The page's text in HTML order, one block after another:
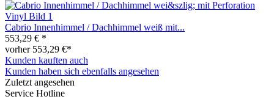
Cabrio Innenhimmel / Dachhimmel weiß mit...
553,29 € *
vorher 553,29 €*
Kunden kauften auch
Kunden haben sich ebenfalls angesehen
Zuletzt angesehen
Service Hotline